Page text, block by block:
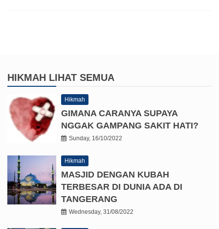
HIKMAH LIHAT SEMUA
Hikmah
GIMANA CARANYA SUPAYA
NGGAK GAMPANG SAKIT HATI?
Sunday, 16/10/2022
Hikmah
MASJID DENGAN KUBAH
TERBESAR DI DUNIA ADA DI
TANGERANG
Wednesday, 31/08/2022